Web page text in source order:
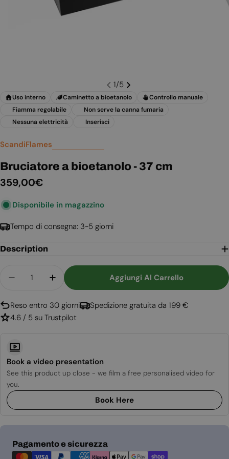
1/5
Uso interno Caminetto a bioetanolo
Controllo manuale
Fiamma regolabile
Non serve la canna fumaria
Nessuna elettricità
Inserisci
ScandiFlames
Bruciatore a bioetanolo - 37 cm
Prezzo
359,00€
Disponibile in magazzino
Tempo di consegna: 3-5 giorni
Description
Diminuisci La Quantità Per Bruciatore A
Aumenta La Quantità Per Bruciatore A
Aggiungi Al Carrello
Reso entro 30 giorni
Spedizione gratuita da 199 €
4.6 / 5 su Trustpilot
Book a video presentation
See this product up close - we film a free personalised video for
you.
Book Here
Pagamento e sicurezza
Metodi
di